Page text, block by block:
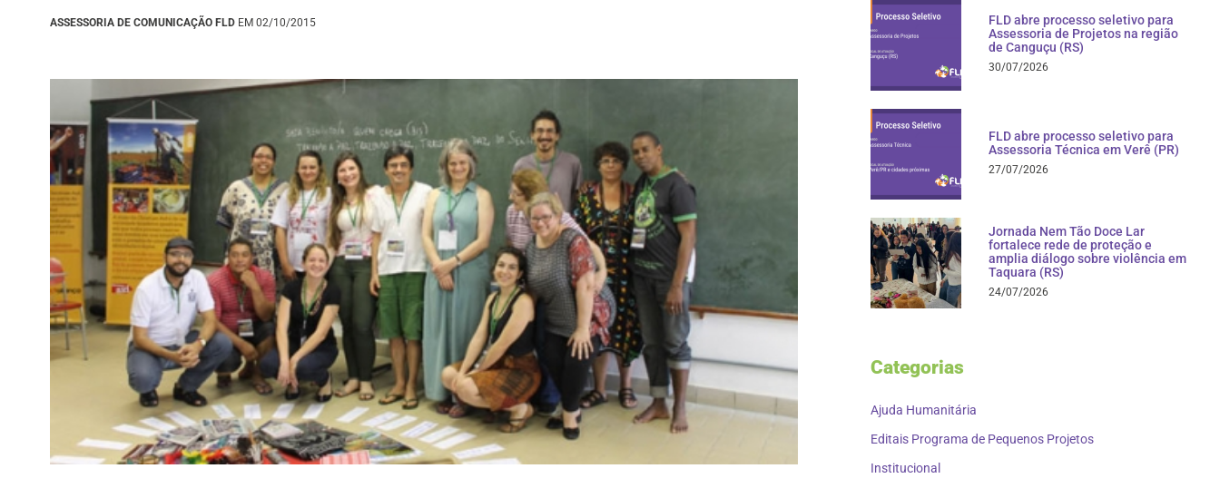
ASSESSORIA DE COMUNICAÇÃO FLD EM 02/10/2015
FLD abre processo seletivo para
Assessoria de Projetos na região
de Canguçu (RS)
30/07/2026
FLD abre processo seletivo para
Assessoria Técnica em Verê (PR)
27/07/2026
Jornada Nem Tão Doce Lar
fortalece rede de proteção e
amplia diálogo sobre violência em
Taquara (RS)
24/07/2026
Categorias
Ajuda Humanitária
Editais Programa de Pequenos Projetos
Institucional